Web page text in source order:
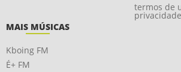
termos de
privacidade
MAIS MÚSICAS
Kboing FM
É+ FM